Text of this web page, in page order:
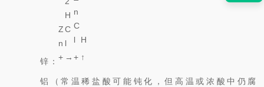
锌：
Z
n
+
H
C
l
→
n
C
l2
+
H
2
↑
铝（常温稀盐酸可能钝化，但高温或浓酸中仍腐